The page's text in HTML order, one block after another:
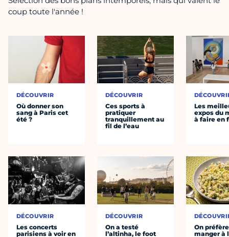
coup toute l'année !
DÉCOUVRIR
Où donner son
sang à Paris cet
été ?
DÉCOUVRIR
Les concerts
parisiens à voir en
DÉCOUVRIR
Ces sports à
pratiquer
tranquillement au
fil de l’eau
DÉCOUVRIR
On a testé
l’altinha, le foot
Les
expos du
à faire en
On préfère
manger à